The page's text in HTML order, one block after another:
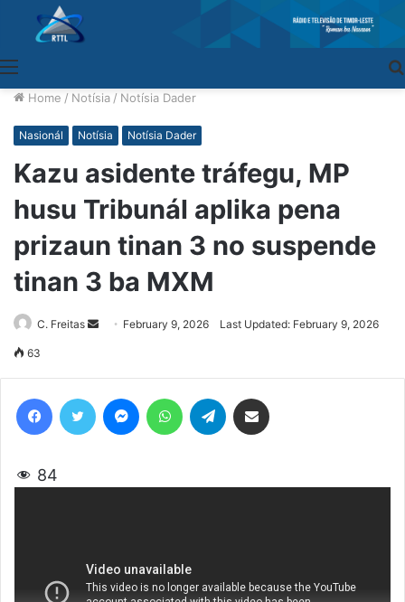
Home / Notísia / Notísia Dader
Nasionál Notísia Notísia Dader
Kazu asidente tráfegu, MP
husu Tribunál aplika pena
prizaun tinan 3 no suspende
tinan 3 ba MXM
C. Freitas
SendFebruary 9, 2026 Last Updated: February 9, 2026
63
84